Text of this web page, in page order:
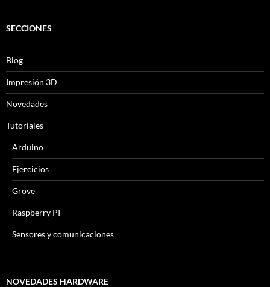
SECCIONES
Blog
Impresión 3D
Novedades
Tutoriales
Arduino
Ejercicios
Grove
Raspberry PI
Sensores y comunicaciones
NOVEDADES HARDWARE